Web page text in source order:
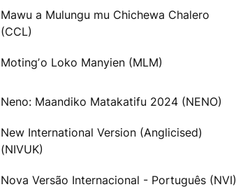
Mawu a Mulungu mu Chichewa Chalero
(CCL)
Motingʼo Loko Manyien (MLM)
Neno: Maandiko Matakatifu 2024 (NENO)
New International Version (Anglicised)
(NIVUK)
Nova Versão Internacional - Português (NVI)